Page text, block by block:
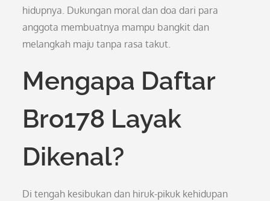
hidupnya. Dukungan moral dan doa dari para
anggota membuatnya mampu bangkit dan
melangkah maju tanpa rasa takut.
Mengapa Daftar
Bro178 Layak
Dikenal?
Di tengah kesibukan dan hiruk-pikuk kehidupan